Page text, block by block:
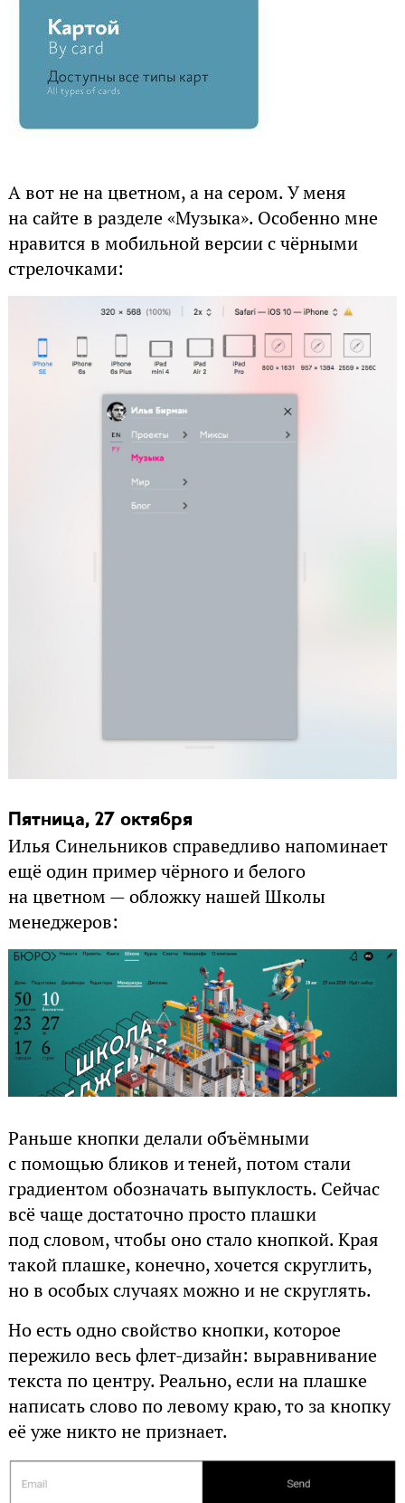
А вот не на цветном, а на сером. У меня
на сайте в разделе «Музыка». Особенно мне
нравится в мобильной версии с чёрными
стрелочками:
Пятница, 27 октября
Илья Синельников справедливо напоминает
ещё один пример чёрного и белого
на цветном — обложку нашей Школы
менеджеров:
Раньше кнопки делали объёмными
с помощью бликов и теней, потом стали
градиентом обозначать выпуклость. Сейчас
всё чаще достаточно просто плашки
под словом, чтобы оно стало кнопкой. Края
такой плашке, конечно, хочется скруглить,
но в особых случаях можно и не скруглять.
Но есть одно свойство кнопки, которое
пережило весь флет-дизайн: выравнивание
текста по центру. Реально, если на плашке
написать слово по левому краю, то за кнопку
её уже никто не признает.